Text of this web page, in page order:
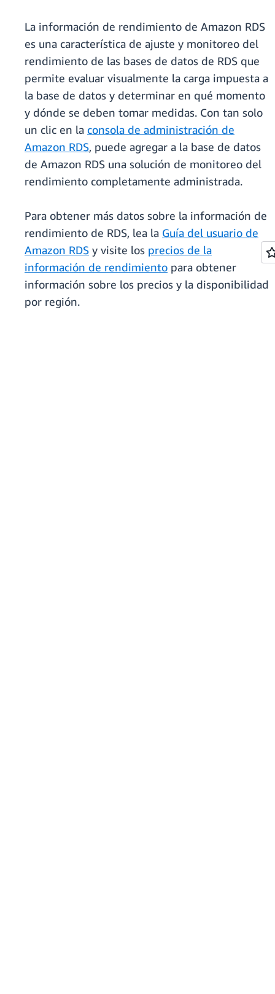
La información de rendimiento de Amazon RDS
es una característica de ajuste y monitoreo del
rendimiento de las bases de datos de RDS que
permite evaluar visualmente la carga impuesta a
la base de datos y determinar en qué momento
y dónde se deben tomar medidas. Con tan solo
un clic en la consola de administración de
Amazon RDS, puede agregar a la base de datos
de Amazon RDS una solución de monitoreo del
rendimiento completamente administrada.
Para obtener más datos sobre la información de
rendimiento de RDS, lea la Guía del usuario de
Amazon RDS y visite los precios de la
información de rendimiento para obtener
información sobre los precios y la disponibilidad
por región.